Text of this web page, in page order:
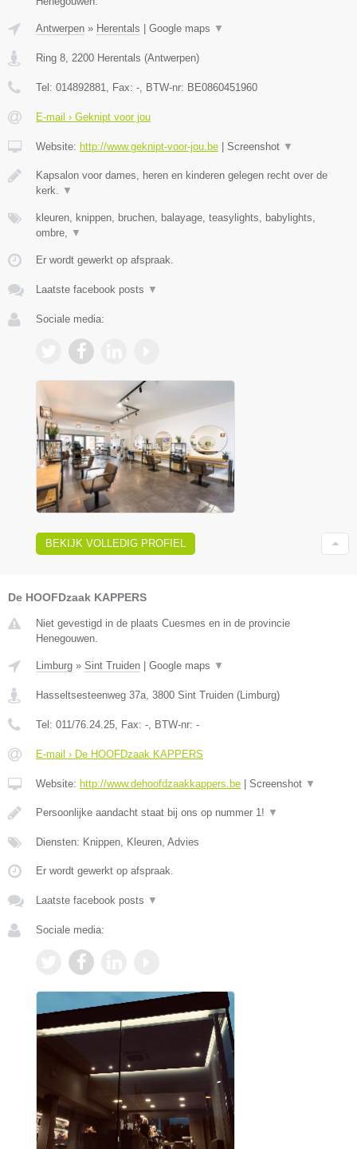
Antwerpen » Herentals | Google maps ▼
Ring 8 2200 Herentals (Antwerpen)
Tel: 014892881 , Fax: - , BTW-nr: BE0860451960
E-mail › Geknipt voor jou
Website: http://www.geknipt-voor-jou.be | Screenshot ▼
Kapsalon voor dames, heren en kinderen gelegen recht over de
kerk.
▼
kleuren, knippen, bruchen, balayage, teasylights, babylights,
ombre,
▼
Er wordt gewerkt op afspraak.
Laatste facebook posts ▼
Sociale media:
BEKIJK VOLLEDIG PROFIEL
De HOOFDzaak KAPPERS
Niet gevestigd in de plaats Cuesmes en in de provincie
Henegouwen.
Limburg » Sint Truiden Google maps ▼
Hasseltsesteenweg 37a, 3800 Sint Truiden (Limburg)
Tel: 011/76.24.25, Fax: -, BTW-nr: -
E-mail › De HOOFDzaak KAPPERS
Website: http://www.dehoofdzaakkappers.be Screenshot ▼
Persoonlijke aandacht staat bij ons op nummer 1! ▼
Diensten: Knippen, Kleuren, Advies
Er wordt gewerkt op afspraak.
Laatste facebook posts ▼
Sociale media: